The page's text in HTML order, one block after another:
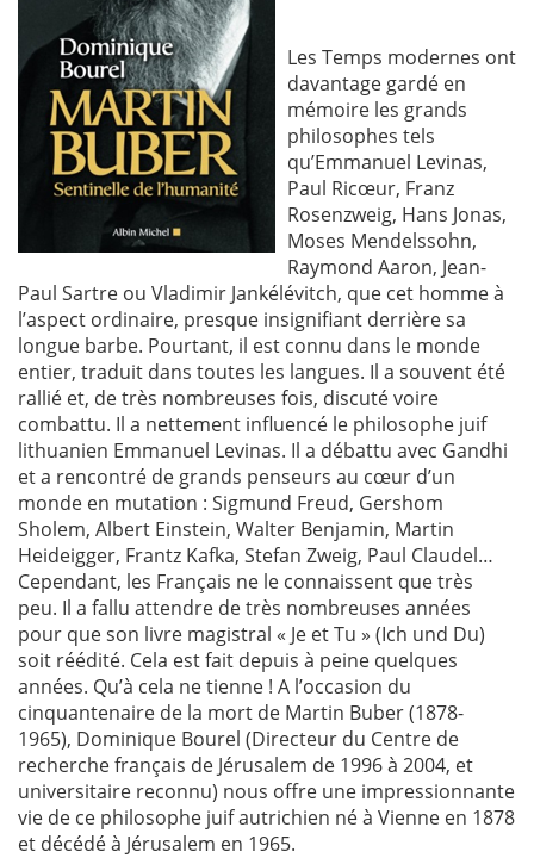
Les Temps modernes ont
davantage gardé en
mémoire les grands
philosophes tels
qu’Emmanuel Levinas,
Paul Ricœur, Franz
Rosenzweig, Hans Jonas,
Moses Mendelssohn,
Raymond Aaron, Jean-
Paul Sartre ou Vladimir Jankélévitch, que cet homme à
l’aspect ordinaire, presque insignifiant derrière sa
longue barbe. Pourtant, il est connu dans le monde
entier, traduit dans toutes les langues. Il a souvent été
rallié et, de très nombreuses fois, discuté voire
combattu. Il a nettement influencé le philosophe juif
lithuanien Emmanuel Levinas. Il a débattu avec Gandhi
et a rencontré de grands penseurs au cœur d’un
monde en mutation : Sigmund Freud, Gershom
Sholem, Albert Einstein, Walter Benjamin, Martin
Heideigger, Frantz Kafka, Stefan Zweig, Paul Claudel…
Cependant, les Français ne le connaissent que très
peu. Il a fallu attendre de très nombreuses années
pour que son livre magistral « Je et Tu » (Ich und Du)
soit réédité. Cela est fait depuis à peine quelques
années. Qu’à cela ne tienne ! A l’occasion du
cinquantenaire de la mort de Martin Buber (1878-
1965), Dominique Bourel (Directeur du Centre de
recherche français de Jérusalem de 1996 à 2004, et
universitaire reconnu) nous offre une impressionnante
vie de ce philosophe juif autrichien né à Vienne en 1878
et décédé à Jérusalem en 1965.